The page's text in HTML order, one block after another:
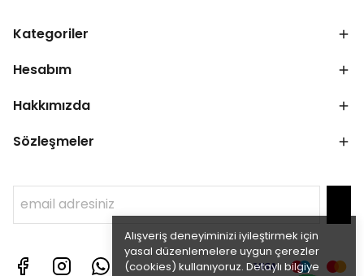
Alışveriş deneyiminizi iyileştirmek için
yasal düzenlemelere uygun çerezler
(cookies) kullanıyoruz. Detaylı bilgiye
Kategoriler
Hesabım
Hakkımızda
Sözleşmeler